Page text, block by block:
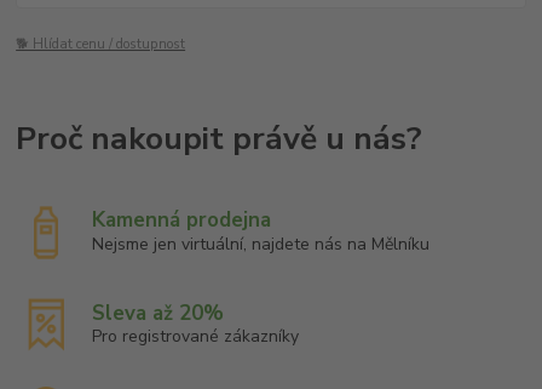
🐕 Hlídat cenu / dostupnost
Kamenná prodejna
Nejsme jen virtuální, najdete nás na Mělníku
Sleva až 20%
Pro registrované zákazníky